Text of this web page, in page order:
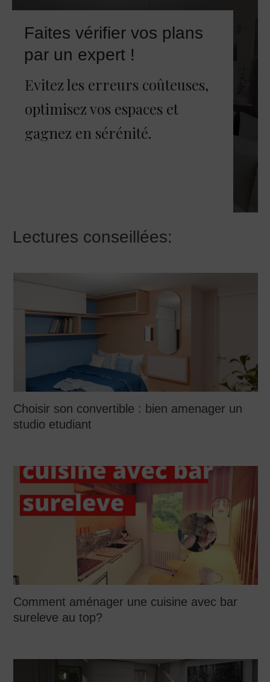
Faites vérifier vos plans
par un expert !
Evitez les erreurs coûteuses,
optimisez vos espaces et
gagnez en sérénité.
Lectures conseillées:
Choisir son convertible : bien amenager un
studio etudiant
Comment aménager une cuisine avec bar
sureleve au top?